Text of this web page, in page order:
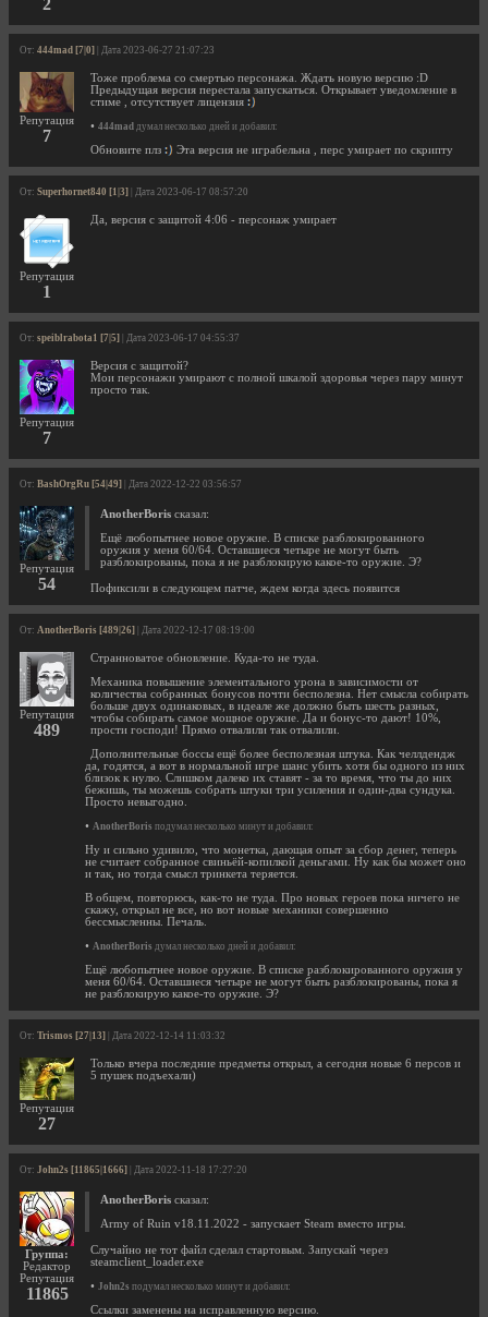
От: 444mad [7|0] | Дата 2023-06-27 21:07:23
Репутация
7
Тоже проблема со смертью персонажа. Ждать новую версию :D
Предыдущая версия перестала запускаться. Открывает уведомление в
стиме , отсутствует лицензия
• 444mad думал несколько дней и добавил:
Обновите плз Эта версия не играбельна , перс умирает по скрипту
От: Superhornet840 [1|3] | Дата 2023-06-17 08:57:20
Репутация
1
Да, версия с защитой 4:06 - персонаж умирает
От: speiblrabota1 [7|5] | Дата 2023-06-17 04:55:37
Репутация
7
Версия с защитой?
Мои персонажи умирают с полной шкалой здоровья через пару минут
просто так.
От: BashOrgRu [54|49] | Дата 2022-12-22 03:56:57
Репутация
54
AnotherBoris сказал:
Ещё любопытнее новое оружие. В списке разблокированного
оружия у меня 60/64. Оставшиеся четыре не могут быть
разблокированы, пока я не разблокирую какое-то оружие. Э?
Пофиксили в следующем патче, ждем когда здесь появится
От: AnotherBoris [489|26] | Дата 2022-12-17 08:19:00
Репутация
489
Странноватое обновление. Куда-то не туда.
Механика повышение элементального урона в зависимости от
количества собранных бонусов почти бесполезна. Нет смысла собирать
больше двух одинаковых, в идеале же должно быть шесть разных,
чтобы собирать самое мощное оружие. Да и бонус-то дают! 10%,
прости господи! Прямо отвалили так отвалили.
Дополнительные боссы ещё более бесполезная штука. Как челлдендж
да, годятся, а вот в нормальной игре шанс убить хотя бы одного из них
близок к нулю. Слишком далеко их ставят - за то время, что ты до них
бежишь, ты можешь собрать штуки три усиления и один-два сундука.
Просто невыгодно.
• AnotherBoris подумал несколько минут и добавил:
Ну и сильно удивило, что монетка, дающая опыт за сбор денег, теперь
не считает собранное свиньёй-копилкой деньгами. Ну как бы может оно
и так, но тогда смысл тринкета теряется.
В общем, повторюсь, как-то не туда. Про новых героев пока ничего не
скажу, открыл не все, но вот новые механики совершенно
бессмысленны. Печаль.
• AnotherBoris думал несколько дней и добавил:
Ещё любопытнее новое оружие. В списке разблокированного оружия у
меня 60/64. Оставшиеся четыре не могут быть разблокированы, пока я
не разблокирую какое-то оружие. Э?
От: Trismos [27|13] | Дата 2022-12-14 11:03:32
Репутация
27
Только вчера последние предметы открыл, а сегодня новые 6 персов и
5 пушек подъехали)
От: John2s [11865|1666] | Дата 2022-11-18 17:27:20
Группа:
Редактор
Репутация
11865
AnotherBoris сказал:
Army of Ruin v18.11.2022 - запускает Steam вместо игры.
Случайно не тот файл сделал стартовым. Запускай через
steamclient_loader.exe
• John2s подумал несколько минут и добавил:
Ссылки заменены на исправленную версию.